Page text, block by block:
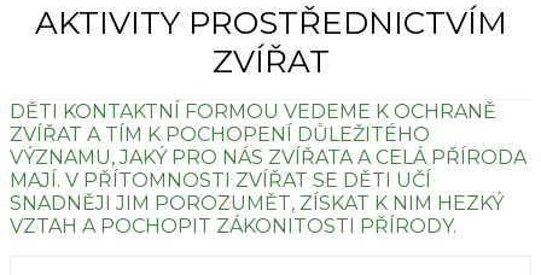
AKTIVITY PROSTŘEDNICTVÍM
ZVÍŘAT
DĚTI KONTAKTNÍ FORMOU VEDEME K OCHRANĚ
ZVÍŘAT A TÍM K POCHOPENÍ DŮLEŽITÉHO
VÝZNAMU, JAKÝ PRO NÁS ZVÍŘATA A CELÁ PŘÍRODA
MAJÍ. V PŘÍTOMNOSTI ZVÍŘAT SE DĚTI UČÍ
SNADNĚJI JIM POROZUMĚT, ZÍSKAT K NIM HEZKÝ
VZTAH A POCHOPIT ZÁKONITOSTI PŘÍRODY.